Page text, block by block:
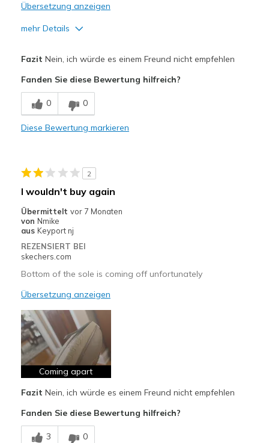
View On Shoes
I'm Into Shoes
Übersetzung anzeigen
mehr Details
Nachteile
Poor Cushioning
Feels too narrow
Sizing
Feels half size too small
View On Shoes
Shoes are for Wearing
Fazit Nein, ich würde es einem Freund nicht empfehlen
Fanden Sie diese Bewertung hilfreich?
0 0
Diese Bewertung markieren
2
I wouldn't buy again
Übermittelt vor 7 Monaten
von Nmike
aus Keyport nj
REZENSIERT BEI
skechers.com
Bottom of the sole is coming off unfortunately
Übersetzung anzeigen
Coming apart
Fazit Nein, ich würde es einem Freund nicht empfehlen
Fanden Sie diese Bewertung hilfreich?
3 0